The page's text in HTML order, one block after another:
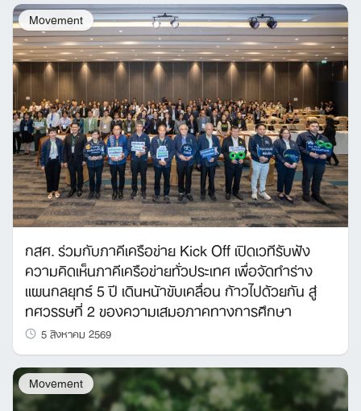
Movement
กสศ. ร่วมกับภาคีเครือข่าย Kick Off เปิดเวทีรับฟัง
ความคิดเห็นภาคีเครือข่ายทั่วประเทศ เพื่อจัดทำร่าง
แผนกลยุทธ์ 5 ปี เดินหน้าขับเคลื่อน ก้าวไปด้วยกัน สู่
ทศวรรษที่ 2 ของความเสมอภาคทางการศึกษา
5 สิงหาคม 2569
Movement